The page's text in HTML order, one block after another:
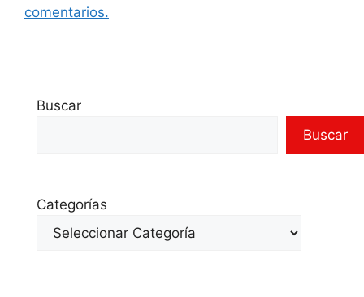
comentarios.
Buscar
Buscar
Categorías